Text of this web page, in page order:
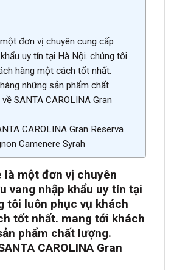
đơn vị chuyên cung cấp
uy tín tại Hà Nội. chúng tôi
hàng một cách tốt nhất.
những sản phẩm chất
SANTA CAROLINA Gran
CAROLINA Gran Reserva
Camenere Syrah
là một đơn vị chuyên
vang nhập khẩu uy tín tại
tôi luôn phục vụ khách
tốt nhất. mang tới khách
phẩm chất lượng.
CAROLINA Gran